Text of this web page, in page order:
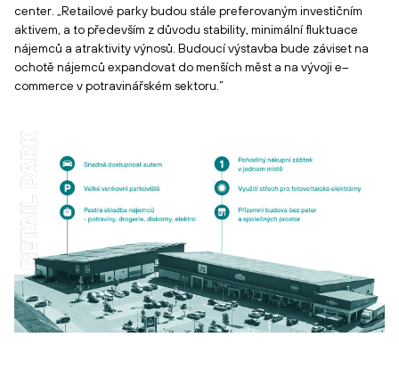
center. „Retailové parky budou stále preferovaným investičním
aktivem, a to především z důvodu stability, minimální fluktuace
nájemců a atraktivity výnosů. Budoucí výstavba bude záviset na
ochotě nájemců expandovat do menších měst a na vývoji e–
commerce v potravinářském sektoru.“